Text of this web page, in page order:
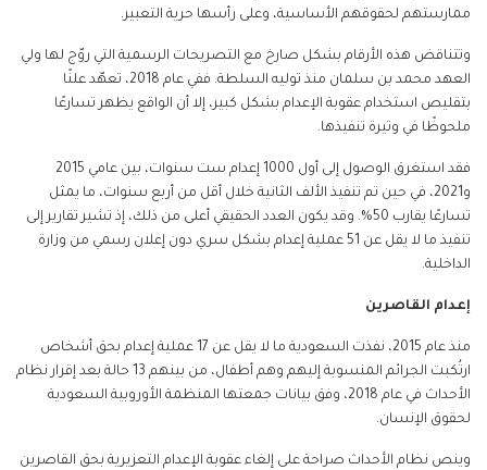
ممارستهم لحقوقهم الأساسية، وعلى رأسها حرية التعبير.
وتتناقض هذه الأرقام بشكل صارخ مع التصريحات الرسمية التي روّج لها ولي
العهد محمد بن سلمان منذ توليه السلطة. ففي عام 2018، تعهّد علنًا
بتقليص استخدام عقوبة الإعدام بشكل كبير، إلا أن الواقع يظهر تسارعًا
ملحوظًا في وتيرة تنفيذها.
فقد استغرق الوصول إلى أول 1000 إعدام ست سنوات، بين عامي 2015
و2021، في حين تم تنفيذ الألف الثانية خلال أقل من أربع سنوات، ما يمثل
تسارعًا يقارب 50%. وقد يكون العدد الحقيقي أعلى من ذلك، إذ تشير تقارير إلى
تنفيذ ما لا يقل عن 51 عملية إعدام بشكل سري دون إعلان رسمي من وزارة
الداخلية.
إعدام القاصرين
منذ عام 2015، نفذت السعودية ما لا يقل عن 17 عملية إعدام بحق أشخاص
ارتُكبت الجرائم المنسوبة إليهم وهم أطفال، من بينهم 13 حالة بعد إقرار نظام
الأحداث في عام 2018، وفق بيانات جمعتها المنظمة الأوروبية السعودية
لحقوق الإنسان.
وينص نظام الأحداث صراحة على إلغاء عقوبة الإعدام التعزيرية بحق القاصرين